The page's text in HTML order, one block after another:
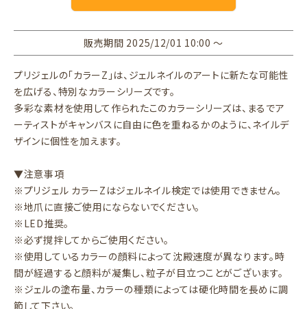
販売期間 2025/12/01 10:00〜
プリジェルの「カラーZ」は、ジェルネイルのアートに新たな可能性
を広げる、特別なカラーシリーズです。
多彩な素材を使用して作られたこのカラーシリーズは、まるでア
ーティストがキャンバスに自由に色を重ねるかのように、ネイルデ
ザインに個性を加えます。
▼注意事項
※プリジェル カラーZはジェルネイル検定では使用できません。
※地爪に直接ご使用にならないでください。
※LED推奨。
※必ず撹拌してからご使用ください。
※使用しているカラーの顔料によって沈殿速度が異なります。時
間が経過すると顔料が凝集し、粒子が目立つことがございます。
※ジェルの塗布量、カラーの種類によっては硬化時間を長めに調
節して下さい。